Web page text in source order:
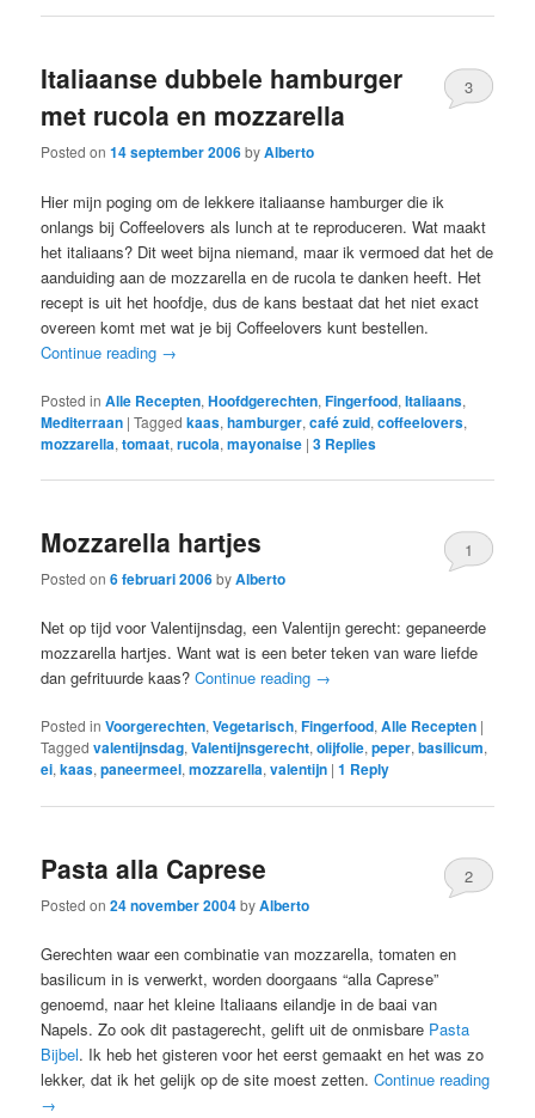
Italiaanse dubbele hamburger
met rucola en mozzarella
Posted on14 september 2006byAlberto
3
Hier mijn poging om de lekkere italiaanse hamburger die ik
onlangs bij Coffeelovers als lunch at te reproduceren. Wat maakt
het italiaans? Dit weet bijna niemand, maar ik vermoed dat het de
aanduiding aan de mozzarella en de rucola te danken heeft. Het
recept is uit het hoofdje, dus de kans bestaat dat het niet exact
overeen komt met wat je bij Coffeelovers kunt bestellen.
Continue reading →
Posted in Alle Recepten,Hoofdgerechten,Fingerfood,Italiaans,
Mediterraan |Tagged kaas,hamburger,café zuid,coffeelovers,
mozzarella,tomaat,rucola,mayonaise |3 Replies
Mozzarella hartjes
Posted on6 februari 2006byAlberto
1
Net op tijd voor Valentijnsdag, een Valentijn gerecht: gepaneerde
mozzarella hartjes. Want wat is een beter teken van ware liefde
dan gefrituurde kaas?Continue reading →
Posted in Voorgerechten,Vegetarisch,Fingerfood,Alle Recepten |
Tagged valentijnsdag,Valentijnsgerecht,olijfolie,peper,basilicum,
ei,kaas,paneermeel,mozzarella,valentijn |1 Reply
Pasta alla Caprese
Posted on24 november 2004byAlberto
2
Gerechten waar een combinatie van mozzarella, tomaten en
basilicum in is verwerkt, worden doorgaans “alla Caprese”
genoemd, naar het kleine Italiaans eilandje in de baai van
Napels. Zo ook dit pastagerecht, gelift uit de onmisbare Pasta
Bijbel. Ik heb het gisteren voor het eerst gemaakt en het was zo
lekker, dat ik het gelijk op de site moest zetten.Continue reading
→